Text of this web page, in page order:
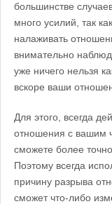
большинстве
много усилий, так
налаживать
внимательно
уже ничего нельзя
вскоре ваши
Для этого, всегда
отношения с вашим
сможете более
Поэтому всегда
причину разрыва
сможет что-либо